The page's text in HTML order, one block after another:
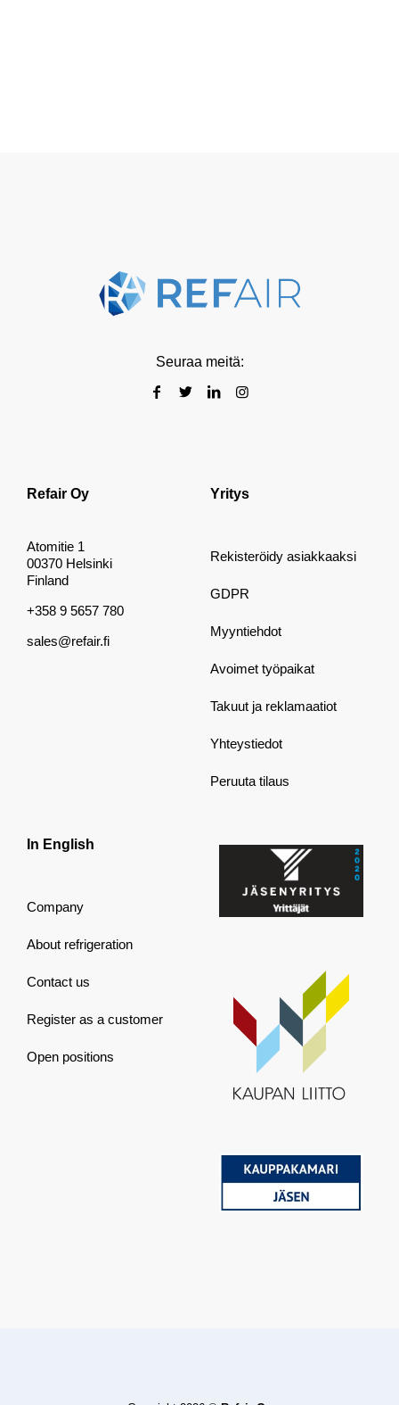
Seuraa meitä:
Refair Oy
Atomitie 1
00370 Helsinki
Finland
+358 9 5657 780
sales@refair.fi
Yritys
Rekisteröidy asiakkaaksi
GDPR
Myyntiehdot
Avoimet työpaikat
Takuut ja reklamaatiot
Yhteystiedot
Peruuta tilaus
In English
Company
About refrigeration
Contact us
Register as a customer
Open positions